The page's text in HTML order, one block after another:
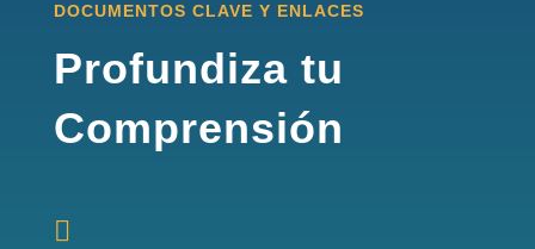
DOCUMENTOS CLAVE Y ENLACES
Profundiza tu
Comprensión
